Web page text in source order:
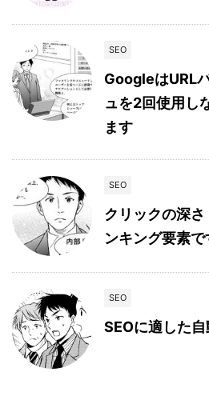
SEO
GoogleはURL
ュを2回使用し
ます
SEO
クリックの深
ンキング要素で
SEO
SEOに適した